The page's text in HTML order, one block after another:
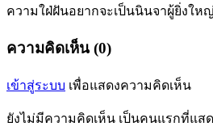
ความใฝ่ฝันอยากจะเป็นนินจาผู้ยิ่งให
ความคิดเห็น (0)
เข้าสู่ระบบ เพื่อแสดงความคิดเห็น
ยังไม่มีความคิดเห็น เป็นคนแรกที่แส